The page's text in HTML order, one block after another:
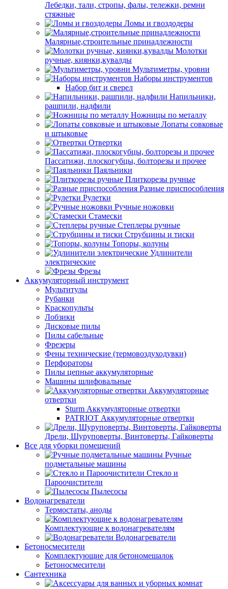
Лебедки, тали, стропы, фалы, тележки, ремни
стяжные
Ломы и гвоздодеры
Малярные,строительные принадлежности
Молотки
ручные, киянки,кувалды
Мультиметры, уровни
Наборы инструментов
Набор бит и сверел
Напильники,
рашпили, надфили
Ножницы по металлу
Лопаты совковые
и штыковые
Отвертки
Пассатижи, плоскогубцы, болторезы и прочее
Паяльники
Плиткорезы ручные
Разные приспособления
Рулетки
Ручные ножовки
Стамески
Степлеры ручные
Струбцины и тиски
Топоры, колуны
Удлинители
электрические
Фрезы
Аккумуляторный инструмент
Мультитулы
Рубанки
Краскопульты
Лобзики
Дисковые пилы
Пилы сабельные
Фрезеры
Фены технические (термовоздуходувки)
Перфораторы
Пилы цепные аккумуляторные
Машины шлифовальные
Аккумуляторные
отвертки
Sturm Аккумуляторные отвертки
PATRIOT Аккумуляторные отвертки
Дрели, Шуруповерты, Винтоверты, Гайковерты
Все для уборки помещений
Ручные
подметальные машины
Стекло и
Пароочистители
Пылесосы
Водонагреватели
Термостаты, аноды
Комплектующие к водонагревателям
Водонагреватели
Бетоносмесители
Комплектующие для бетономешалок
Бетоносмесители
Сантехника